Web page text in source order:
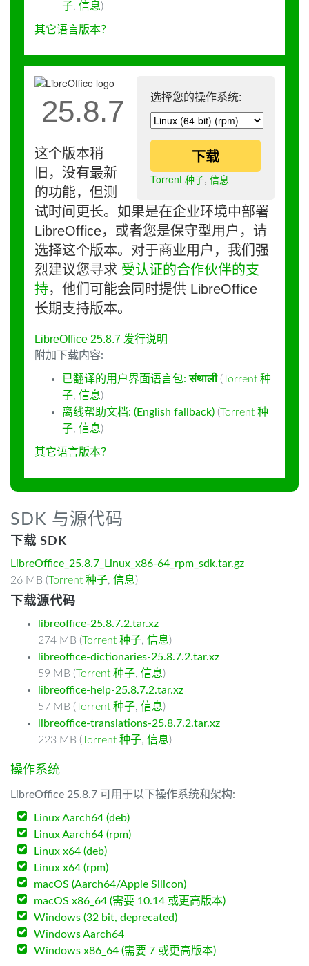
子, 信息)
其它语言版本？
选择您的操作系统:
下载
Torrent 种子, 信息
25.8.7
这个版本稍
旧，没有最新
的功能，但测
试时间更长。如果是在企业环境中部署
LibreOffice，或者您是保守型用户，请
选择这个版本。对于商业用户，我们强
烈建议您寻求 受认证的合作伙伴的支
持，他们可能会同时提供 LibreOffice
长期支持版本。
LibreOffice 25.8.7 发行说明
附加下载内容:
已翻译的用户界面语言包:संथाली (Torrent 种
子, 信息)
离线帮助文档: (English fallback) (Torrent 种
子, 信息)
其它语言版本？
SDK 与源代码
下载 SDK
LibreOffice_25.8.7_Linux_x86-64_rpm_sdk.tar.gz
26 MB (Torrent 种子, 信息)
下载源代码
libreoffice-25.8.7.2.tar.xz
274 MB (Torrent 种子, 信息)
libreoffice-dictionaries-25.8.7.2.tar.xz
59 MB (Torrent 种子, 信息)
libreoffice-help-25.8.7.2.tar.xz
57 MB (Torrent 种子, 信息)
libreoffice-translations-25.8.7.2.tar.xz
223 MB (Torrent 种子, 信息)
操作系统
LibreOffice 25.8.7 可用于以下操作系统和架构:
Linux Aarch64 (deb)
Linux Aarch64 (rpm)
Linux x64 (deb)
Linux x64 (rpm)
macOS (Aarch64/Apple Silicon)
macOS x86_64 (需要 10.14 或更高版本)
Windows (32 bit, deprecated)
Windows Aarch64
Windows x86_64 (需要 7 或更高版本)